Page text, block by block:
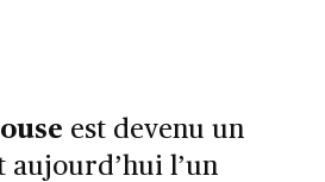
est devenu un
aujourd’hui l’un